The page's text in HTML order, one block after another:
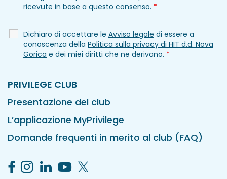
ricevute in base a questo consenso. *
Dichiaro di accettare le Avviso legale di essere a
conoscenza della Politica sulla privacy di HIT d.d. Nova
Gorica e dei miei diritti che ne derivano. *
PRIVILEGE CLUB
Presentazione del club
L’applicazione MyPrivilege
Domande frequenti in merito al club (FAQ)